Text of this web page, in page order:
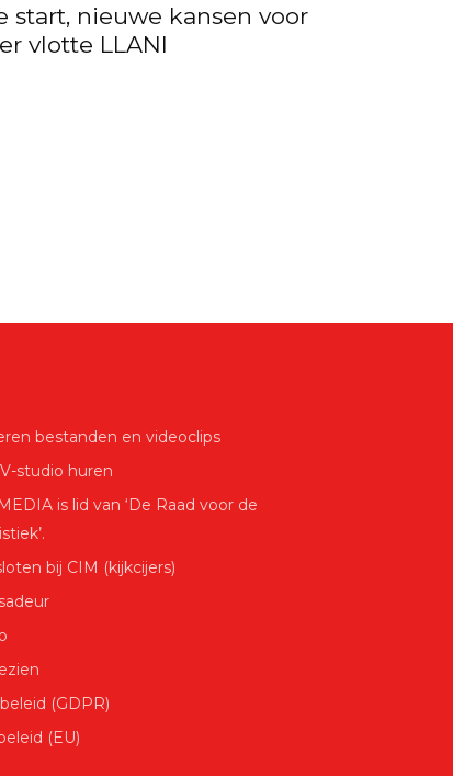
start, nieuwe kansen voor
vlotte LLANI
bestanden en videoclips
studio huren
is lid van ‘De Raad voor de
bij CIM (kijkcijers)
(GDPR)
(EU)